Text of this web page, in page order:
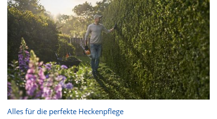
Alles für die perfekte Heckenpflege